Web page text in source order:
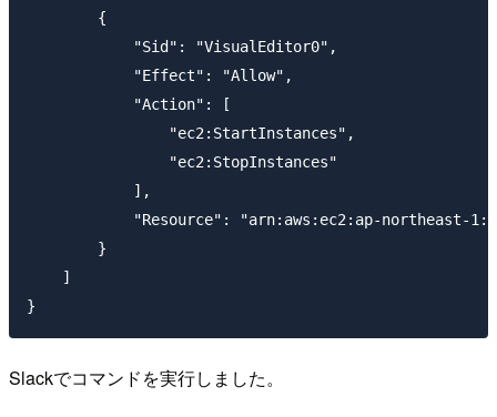
        {
            "Sid": "VisualEditor0",
            "Effect": "Allow",
            "Action": [
                "ec2:StartInstances",
                "ec2:StopInstances"
            ],
"Resource": "arn:aws:ec2:ap-northeast-
        }
    ]
Slackでコマンドを実行しました。